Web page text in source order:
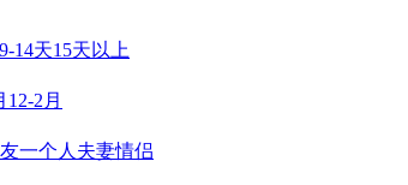
9-14天15天以上
12-2月
一个人 夫妻情侣